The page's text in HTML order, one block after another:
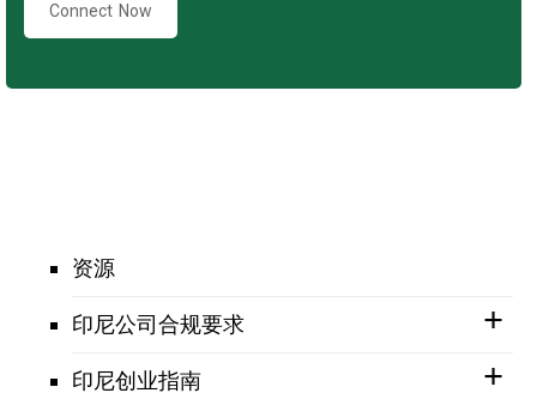
Connect Now
资源
印尼公司合规要求
印尼创业指南